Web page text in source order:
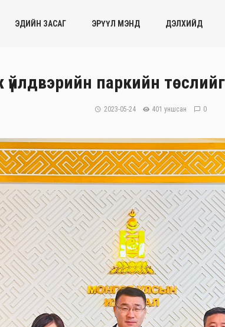
ЭДИЙН ЗАСАГ ЭРҮҮЛ МЭНД ДЭЛХИЙД
паркийн
2023-05-24 401 уншсан 0